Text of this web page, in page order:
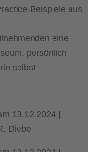
Beispiele aus
eine
persönlich
selbst